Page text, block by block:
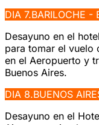
DIA 7.BARILOCHE -
Desayuno en el
para tomar el vuelo
en el Aeropuerto y
Buenos Aires.
DIA 8.BUENOS
Desayuno en el